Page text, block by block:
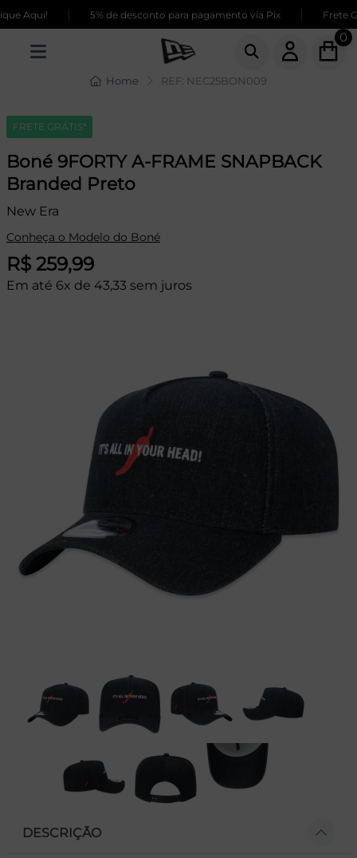
Aqui! 5% de desconto para pagamento via Pix Frete
0
Home REF: NEC25BON009
FRETE GRÁTIS*
Boné 9FORTY A-FRAME SNAPBACK
Branded Preto
New Era
Conheça o Modelo do Boné
R$ 259,99
Em até 6x de 43,33 sem juros
DESCRIÇÃO